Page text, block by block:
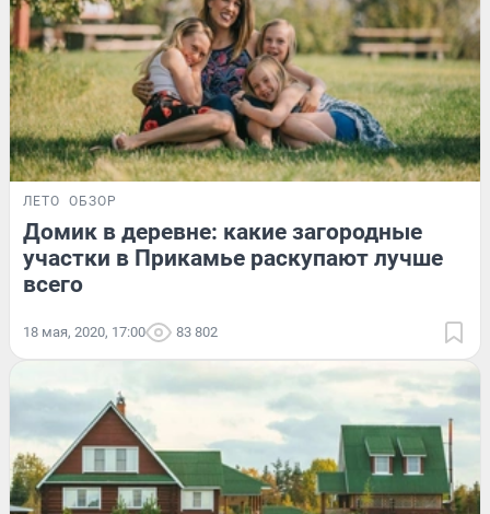
ЛЕТО ОБЗОР
Домик в деревне: какие загородные
участки в Прикамье раскупают лучше
всего
18 мая, 2020, 17:00 83 802